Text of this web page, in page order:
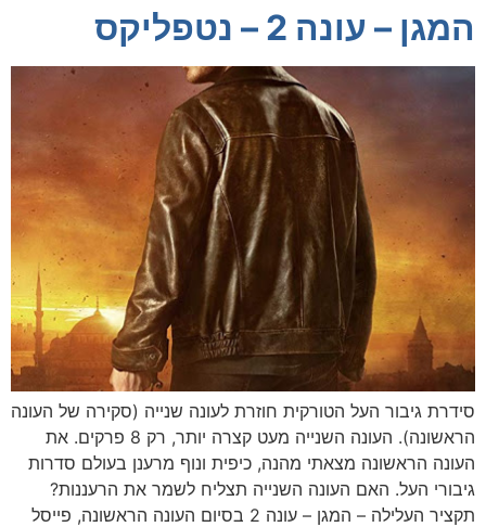
המגן – עונה 2 – נטפליקס
סידרת גיבור העל הטורקית חוזרת לעונה שנייה (סקירה של העונה
הראשונה). העונה השנייה מעט קצרה יותר, רק 8 פרקים. את
העונה הראשונה מצאתי מהנה, כיפית ונוף מרענן בעולם סדרות
גיבורי העל. האם העונה השנייה תצליח לשמר את הרעננות?
תקציר העלילה – המגן – עונה 2 בסיום העונה הראשונה, פייסל